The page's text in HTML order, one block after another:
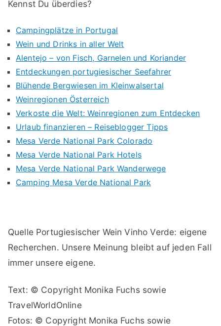
Kennst Du überdies?
Campingplätze in Portugal
Wein und Drinks in aller Welt
Alentejo – von Fisch, Garnelen und Koriander
Entdeckungen portugiesischer Seefahrer
Blühende Bergwiesen im Kleinwalsertal
Weinregionen Österreich
Verkoste die Welt: Weinregionen zum Entdecken
Urlaub finanzieren – Reiseblogger Tipps
Mesa Verde National Park Colorado
Mesa Verde National Park Hotels
Mesa Verde National Park Wanderwege
Camping Mesa Verde National Park
Quelle Portugiesischer Wein Vinho Verde: eigene
Recherchen. Unsere Meinung bleibt auf jeden Fall
immer unsere eigene.
Text: © Copyright Monika Fuchs sowie
TravelWorldOnline
Fotos: © Copyright Monika Fuchs sowie